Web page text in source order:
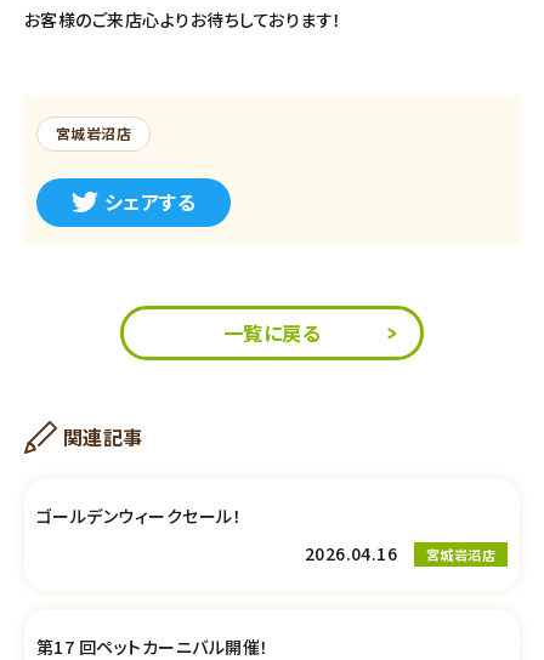
お客様のご来店心よりお待ちしております！
宮城岩沼店
シェアする
一覧に戻る
関連記事
ゴールデンウィークセール！
2026.04.16
宮城岩沼店
第17 回ペットカーニバル開催！